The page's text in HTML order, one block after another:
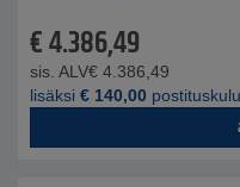
€4.386,49
sis. ALV€ 4.386,49
lisäksi € 140,00